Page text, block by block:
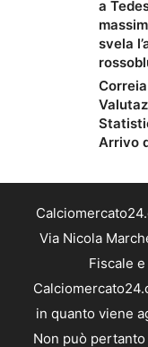
a
svela
Arrivo
Via Nicola
Fiscale
in quanto viene
Non può